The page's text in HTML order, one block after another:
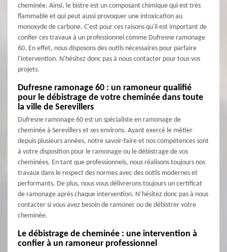
cheminée. Ainsi, le bistre est un composant chimique qui est très
flammable et qui peut aussi provoquer une intoxication au
monoxyde de carbone. C'est pour ces raisons qu'il est important de
confier ces travaux à un professionnel comme Dufresne ramonage
60. En effet, nous disposons des outils nécessaires pour parfaire
l'intervention. N'hésitez donc pas à nous contacter pour tous vos
projets.
Dufresne ramonage 60 : un ramoneur qualifié
pour le débistrage de votre cheminée dans toute
la ville de Serevillers
Dufresne ramonage 60 est un spécialiste en ramonage de
cheminée à Serevillers et ses environs. Ayant exercé le métier
depuis plusieurs années, notre savoir-faire et nos compétences sont
à votre disposition pour le ramonage ou le débistrage de vos
cheminées. En tant que professionnels, nous réalisons toujours nos
travaux dans le respect des normes avec des outils modernes et
performants. De plus, nous vous délivrerons toujours un certificat
de ramonage après chaque intervention. N’hésitez donc pas à nous
contacter si vous avez besoin de ramoner ou de débistrer votre
cheminée.
Le débistrage de cheminée : une intervention à
confier à un ramoneur professionnel